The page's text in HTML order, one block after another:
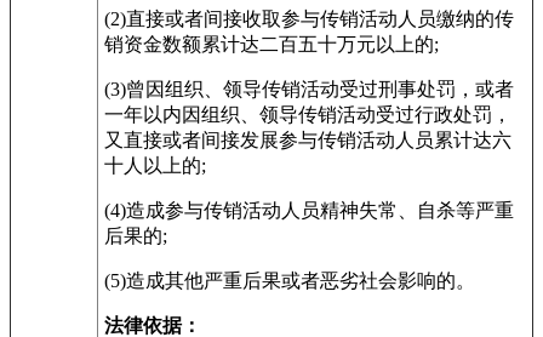
(2)直接或者间接收取参与传销活动人员缴纳的传
销资金数额累计达二百五十万元以上的;
(3)曾因组织、领导传销活动受过刑事处罚，或者
一年以内因组织、领导传销活动受过行政处罚，
又直接或者间接发展参与传销活动人员累计达六
十人以上的;
(4)造成参与传销活动人员精神失常、自杀等严重
后果的;
(5)造成其他严重后果或者恶劣社会影响的。
法律依据：